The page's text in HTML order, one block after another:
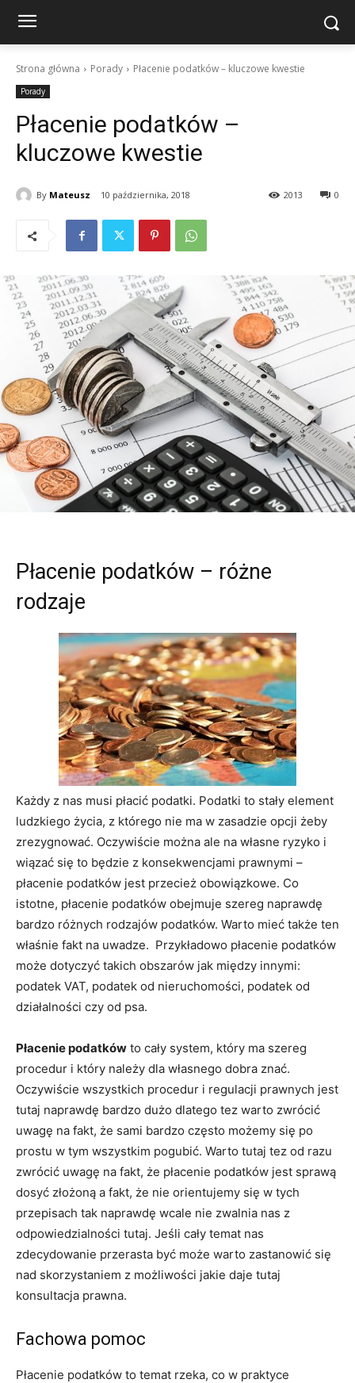
Strona główna Porady Płacenie podatków – kluczowe kwestie
Porady
Płacenie podatków –
kluczowe kwestie
By Mateusz 10 października, 2018 0
2013
Płacenie podatków – różne
rodzaje
Każdy z nas musi płacić podatki. Podatki to stały element
ludzkiego życia, z którego nie ma w zasadzie opcji żeby
zrezygnować. Oczywiście można ale na własne ryzyko i
wiązać się to będzie z konsekwencjami prawnymi –
płacenie podatków jest przecież obowiązkowe. Co
istotne, płacenie podatków obejmuje szereg naprawdę
bardzo różnych rodzajów podatków. Warto mieć także ten
właśnie fakt na uwadze. Przykładowo płacenie podatków
może dotyczyć takich obszarów jak między innymi:
podatek VAT, podatek od nieruchomości, podatek od
działalności czy od psa.
Płacenie podatków to cały system, który ma szereg
procedur i który należy dla własnego dobra znać.
Oczywiście wszystkich procedur i regulacji prawnych jest
tutaj naprawdę bardzo dużo dlatego tez warto zwrócić
uwagę na fakt, że sami bardzo często możemy się po
prostu w tym wszystkim pogubić. Warto tutaj tez od razu
zwrócić uwagę na fakt, że płacenie podatków jest sprawą
dosyć złożoną a fakt, że nie orientujemy się w tych
przepisach tak naprawdę wcale nie zwalnia nas z
odpowiedzialności tutaj. Jeśli cały temat nas
zdecydowanie przerasta być może warto zastanowić się
nad skorzystaniem z możliwości jakie daje tutaj
konsultacja prawna.
Fachowa pomoc
Płacenie podatków to temat rzeka, co w praktyce